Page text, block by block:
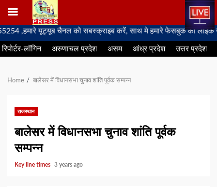
Skip
to
content
यूट्यूब चैनल को सबस्क्राइब करें, साथ मे हमारे फेसबुक को लाइक जरूर
रिपोर्टर-लॉगिन अरुणाचल प्रदेश असम आंध्र प्रदेश उत्तर प्रदेश
Home बालेसर में विधानसभा चुनाव शांति पूर्वक सम्पन्न
राजस्थान
बालेसर में विधानसभा चुनाव शांति पूर्वक
सम्पन्न
Key line times 3 years ago